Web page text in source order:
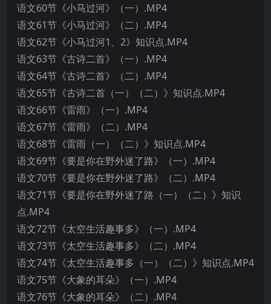
语文60节《小马过河》（一）.MP4
语文61节《小马过河》（二）.MP4
语文62节《小马过河1、2》知识点.MP4
语文63节《古诗二首》（一）.MP4
语文64节《古诗二首》（二）.MP4
语文65节《古诗二首（一）（二）》知识点.MP4
语文66节《雷雨》（一）.MP4
语文67节《雷雨》（二）.MP4
语文68节《雷雨（一）（二）》知识点.MP4
语文69节《要是你在野外迷了路》（一）.MP4
语文70节《要是你在野外迷了路》（二）.MP4
语文71节《要是你在野外迷了路（一）（二）》知识
点.MP4
语文72节《太空生活趣事多》（一）.MP4
语文73节《太空生活趣事多》（二）.MP4
语文74节《太空生活趣事多（一）（二）》知识点.MP4
语文75节《大象的耳朵》（一）.MP4
语文76节《大象的耳朵》（二）.MP4